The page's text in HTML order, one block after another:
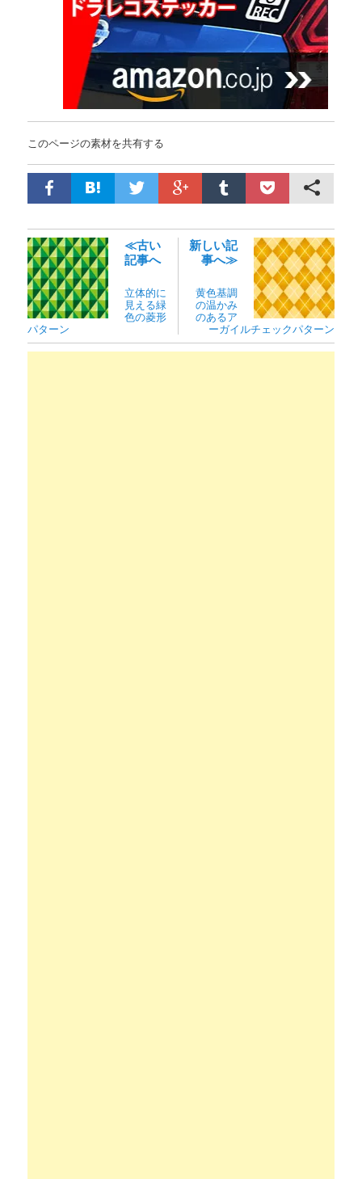
このページの素材を共有する
≪古い
記事へ
立体的に
見える緑
色の菱形
パターン
新しい記
事へ≫
黄色基調
の温かみ
のあるア
ーガイルチェックパターン